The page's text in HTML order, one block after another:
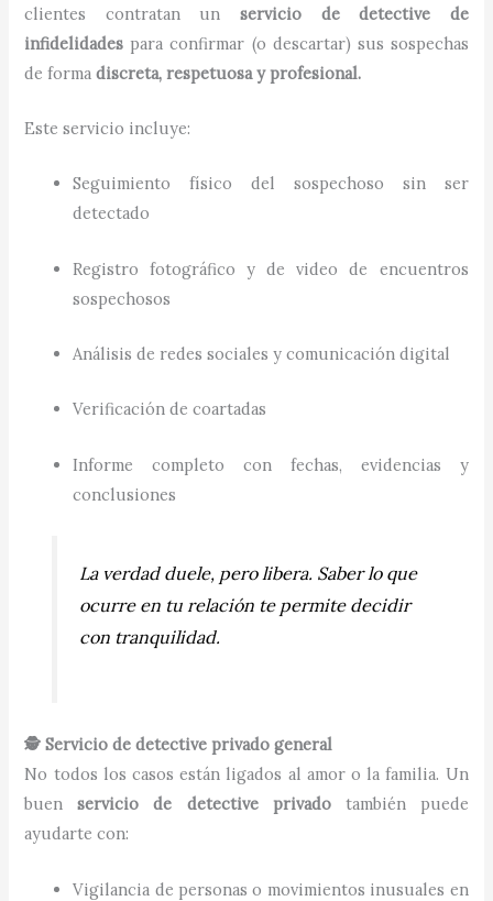
clientes contratan un servicio de detective de
infidelidades para confirmar (o descartar) sus sospechas
de formadiscreta, respetuosa y profesional.
Este servicio incluye:
Seguimiento físico del sospechoso sin ser
detectado
Registro fotográfico y de video de encuentros
sospechosos
Análisis de redes sociales y comunicación digital
Verificación de coartadas
Informe completo con fechas, evidencias y
conclusiones
La verdad duele, pero libera. Saber lo que
ocurre en tu relación te permite decidir
con tranquilidad.
🕵️ Servicio de detective privado general
No todos los casos están ligados al amor o la familia. Un
buenservicio de detective privadotambién puede
ayudarte con:
Vigilancia de personas o movimientos inusuales en